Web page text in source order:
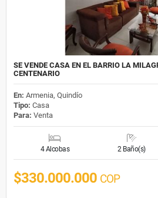
SE VENDE CASA EN EL BARRIO LA
CENTENARIO
En: Armenia, Quindío
Tipo: Casa
Para: Venta
4 Alcobas 2 Baño(s)
$330.000.000 COP